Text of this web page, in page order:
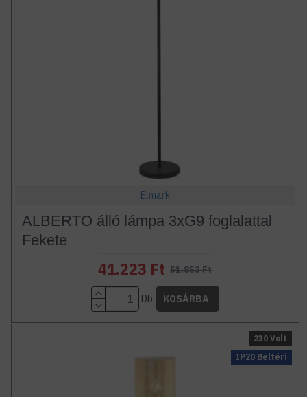
Elmark
ALBERTO álló lámpa 3xG9 foglalattal
Fekete
41.223 Ft 51.853 Ft
Db KOSÁRBA
IP20 Beltéri
230 Volt